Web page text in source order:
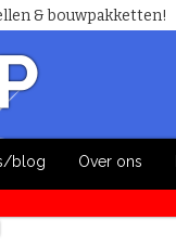
& bouwpakketten!
blog Over ons